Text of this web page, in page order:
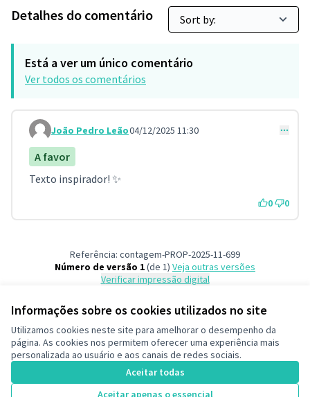
Informações sobre os cookies utilizados no site
Utilizamos cookies neste site para amelhorar o desempenho da
página. As cookies nos permitem oferecer uma experiência mais
personalizada ao usuário e aos canais de redes sociais.
Aceitar todas
Aceitar apenas o essencial
Detalhes do comentário
Está a ver um único comentário
Ver todos os comentários
Comment 158
João Pedro Leão04/12/2025 11:30
A favor
Texto inspirador! ✨️
0 0
Referência: contagem-PROP-2025-11-699
Número de versão 1(de 1)
veja outras versões
Verificar impressão digital
Termos de serviço
Configurações de cookies
Decide Contagem no Instagram
(Link externo)